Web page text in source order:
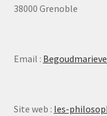
38000 Grenoble
Email :
Site web : les-